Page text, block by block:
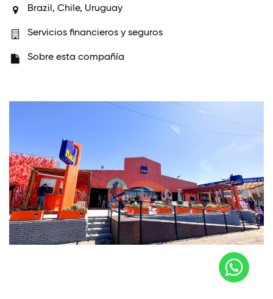
Brazil, Chile, Uruguay
Servicios financieros y seguros
Sobre esta compañía